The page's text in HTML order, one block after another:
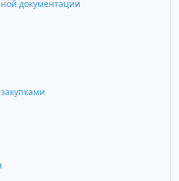
документации